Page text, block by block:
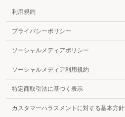
利用規約
プライバシーポリシー
ソーシャルメディアポリシー
ソーシャルメディア利用規約
特定商取引法に基づく表示
カスタマーハラスメントに対する基本方針